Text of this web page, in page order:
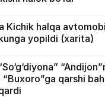
Kichik halqa
yopildi (xarita)
qarshi